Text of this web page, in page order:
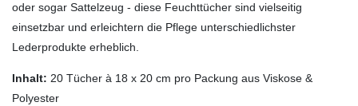
oder sogar Sattelzeug - diese Feuchttücher sind vielseitig
einsetzbar und erleichtern die Pflege unterschiedlichster
Lederprodukte erheblich.
Inhalt: 20 Tücher à 18 x 20 cm pro Packung aus Viskose &
Polyester